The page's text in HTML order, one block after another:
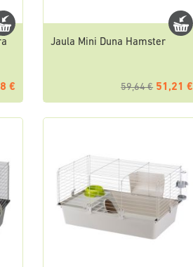
€
Jaula Mini Duna Hamster
59,64 € 51,21 €